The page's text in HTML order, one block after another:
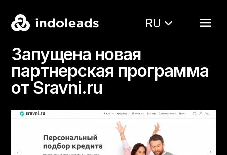
RU
Запущена новая
партнерская программа
от Sravni.ru